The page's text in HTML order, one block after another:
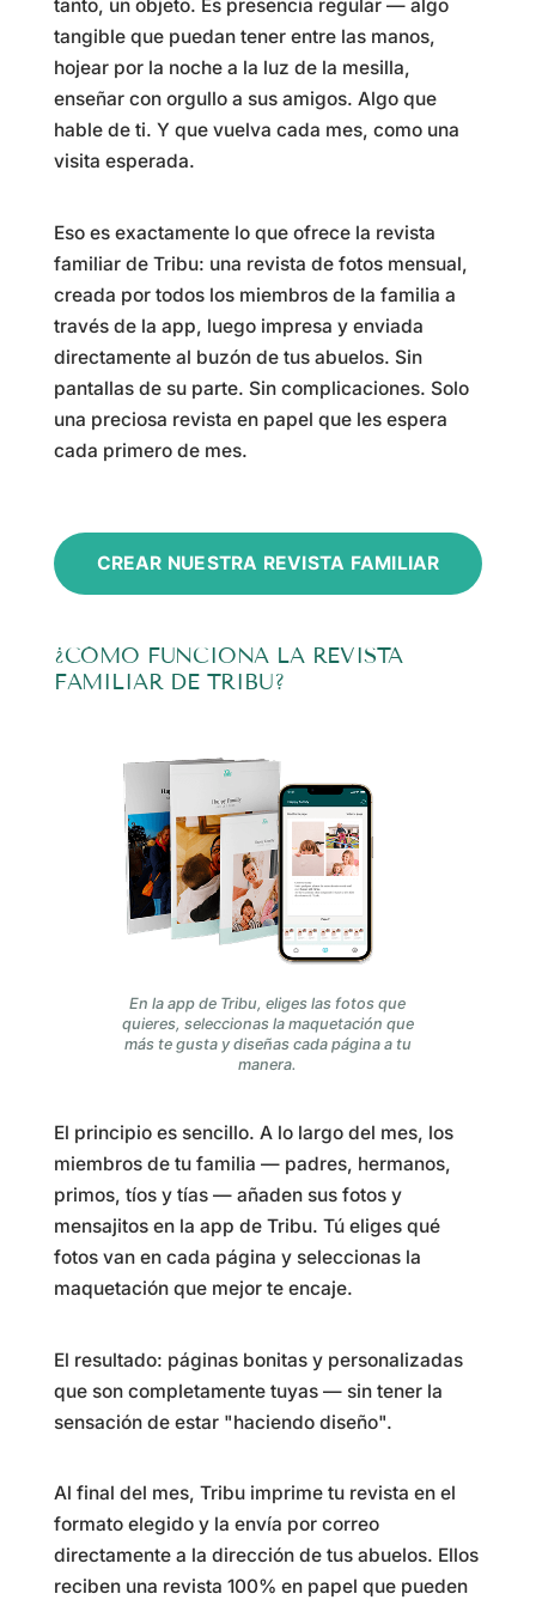
tanto, un objeto. Es presencia regular — algo
tangible que puedan tener entre las manos,
hojear por la noche a la luz de la mesilla,
enseñar con orgullo a sus amigos. Algo que
hable de ti. Y que vuelva cada mes, como una
visita esperada.
Eso es exactamente lo que ofrece la revista
familiar de Tribu: una revista de fotos mensual,
creada por todos los miembros de la familia a
través de la app, luego impresa y enviada
directamente al buzón de tus abuelos. Sin
pantallas de su parte. Sin complicaciones. Solo
una preciosa revista en papel que les espera
cada primero de mes.
CREAR NUESTRA REVISTA FAMILIAR
¿CÓMO FUNCIONA LA REVISTA
FAMILIAR DE TRIBU?
En la app de Tribu, eliges las fotos que
quieres, seleccionas la maquetación que
más te gusta y diseñas cada página a tu
manera.
El principio es sencillo. A lo largo del mes, los
miembros de tu familia — padres, hermanos,
primos, tíos y tías — añaden sus fotos y
mensajitos en la app de Tribu. Tú eliges qué
fotos van en cada página y seleccionas la
maquetación que mejor te encaje.
El resultado: páginas bonitas y personalizadas
que son completamente tuyas — sin tener la
sensación de estar "haciendo diseño".
Al final del mes, Tribu imprime tu revista en el
formato elegido y la envía por correo
directamente a la dirección de tus abuelos. Ellos
reciben una revista 100% en papel que pueden